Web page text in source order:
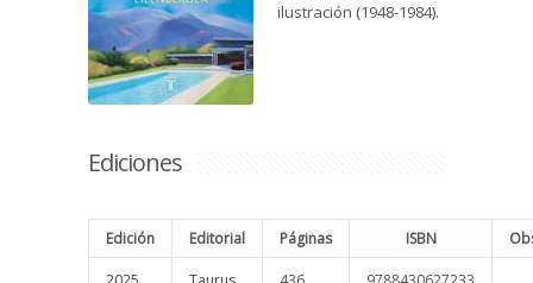
ilustración (1948-1984).
Ediciones
Edición Editorial Páginas ISBN